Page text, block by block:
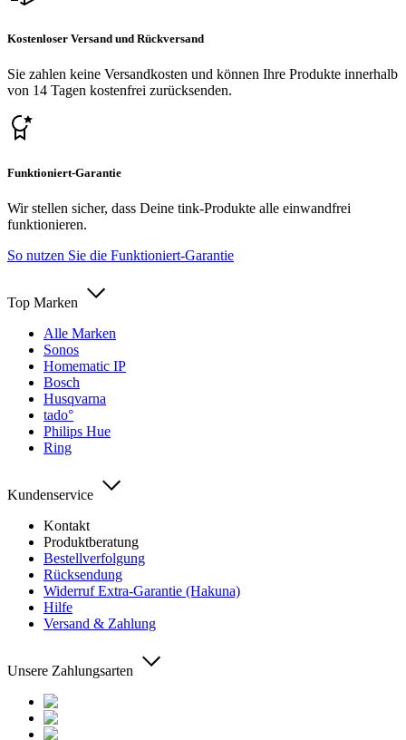
Kostenloser Versand und Rückversand
Sie zahlen keine Versandkosten und können Ihre Produkte innerhalb
von 14 Tagen kostenfrei zurücksenden.
Funktioniert-Garantie
Wir stellen sicher, dass Deine tink-Produkte alle einwandfrei
funktionieren.
So nutzen Sie die Funktioniert-Garantie
Top Marken
Alle Marken
Sonos
Homematic IP
Bosch
Husqvarna
tado°
Philips Hue
Ring
Kundenservice
Kontakt
Produktberatung
Bestellverfolgung
Rücksendung
Widerruf Extra-Garantie (Hakuna)
Hilfe
Versand & Zahlung
Unsere Zahlungsarten